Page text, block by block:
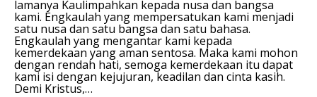
lamanya Kaulimpahkan kepada nusa dan bangsa
kami. Engkaulah yang mempersatukan kami menjadi
satu nusa dan satu bangsa dan satu bahasa.
Engkaulah yang mengantar kami kepada
kemerdekaan yang aman sentosa. Maka kami mohon
dengan rendah hati, semoga kemerdekaan itu dapat
kami isi dengan kejujuran, keadilan dan cinta kasih.
Demi Kristus,…